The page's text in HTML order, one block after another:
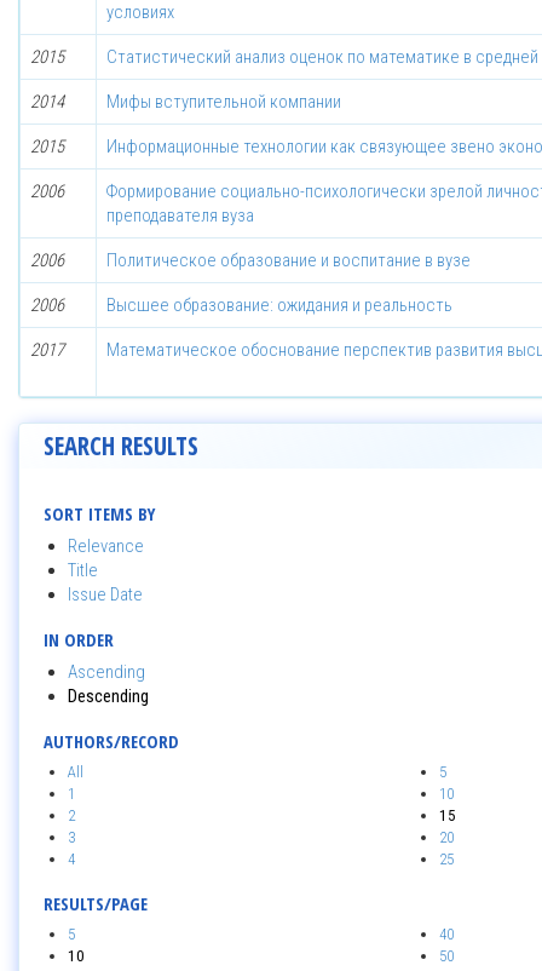
условиях
2015 Статистический анализ оценок по математике в
2014 Мифы вступительной компании
2015 Информационные технологии как связующее звено
2006
Формирование социально-психологически зрелой
преподавателя вуза
2006 Политическое образование и воспитание в вузе
2006 Высшее образование: ожидания и реальность
2017 Математическое обоснование перспектив развития
SEARCH RESULTS
SORT ITEMS BY
Relevance
Title
Issue Date
IN ORDER
Ascending
Descending
AUTHORS/RECORD
All
1
2
3
4
5
10
15
20
25
RESULTS/PAGE
5
10
40
50